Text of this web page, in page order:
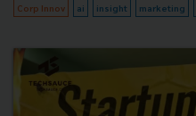
Corp Innov ai insight marketing